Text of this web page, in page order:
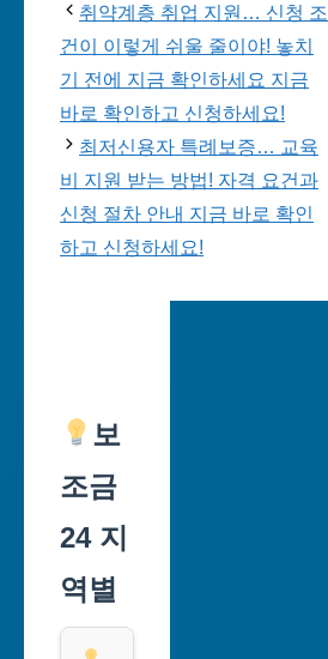
취약계층 취업 지원… 신청 조
건이 이렇게 쉬울 줄이야! 놓치
기 전에 지금 확인하세요 지금
바로 확인하고 신청하세요!
최저신용자 특례보증… 교육
비 지원 받는 방법! 자격 요건과
신청 절차 안내 지금 바로 확인
하고 신청하세요!
보
조금
24 지
역별